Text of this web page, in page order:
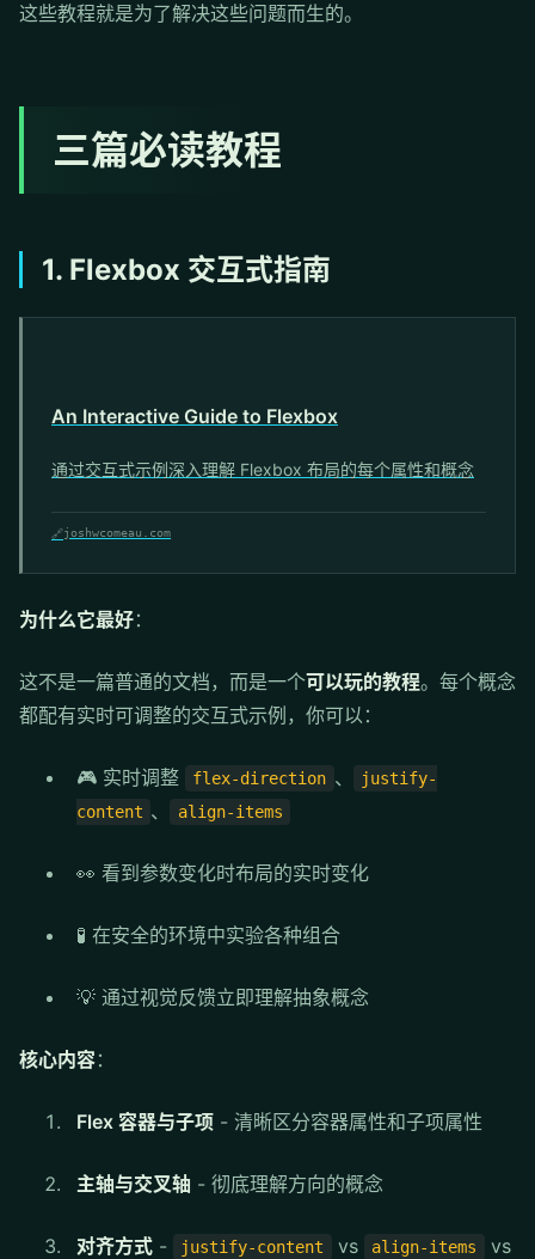
这些教程就是为了解决这些问题而生的。
三篇必读教程
1. Flexbox 交互式指南
An Interactive Guide to Flexbox
通过交互式示例深入理解 Flexbox 布局的每个属性和概念
🔗joshwcomeau.com
为什么它最好：
这不是一篇普通的文档，而是一个可以玩的教程。每个概念
都配有实时可调整的交互式示例，你可以：
🎮 实时调整 flex-direction 、
justify-
content 、 align-items
👀 看到参数变化时布局的实时变化
🧪 在安全的环境中实验各种组合
💡 通过视觉反馈立即理解抽象概念
核心内容：
Flex 容器与子项 - 清晰区分容器属性和子项属性
主轴与交叉轴 - 彻底理解方向的概念
对齐方式 - justify-content vs align-items vs